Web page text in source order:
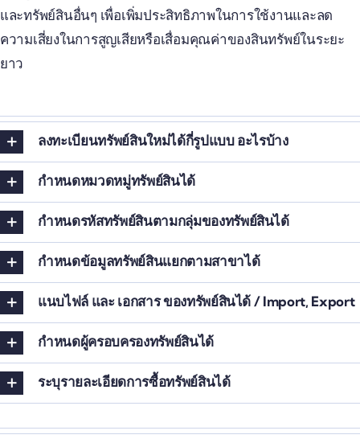
Portal
และทรัพย์สินอื่นๆ เพื่อเพิ่มประสิทธิภาพในการใช้งานและลด
ความเสี่ยงในการสูญเสียหรือเสื่อมคุณค่าของสินทรัพย์ในระยะ
ยาว
ลงทะเบียนทรัพย์สินใหม่ได้กี่รูปแบบ อะไรบ้าง
กำหนดหมวดหมู่ทรัพย์สินได้
กำหนดรหัสทรัพย์สินตามกลุ่มของทรัพย์สินได้
กำหนดข้อมูลทรัพย์สินแยกตามสาขาได้
แนบไฟล์ และ เอกสาร ของทรัพย์สินได้ / Import, Export
กำหนดผู้ครอบครองทรัพย์สินได้
ระบุรายละเอียดการซื้อทรัพย์สินได้